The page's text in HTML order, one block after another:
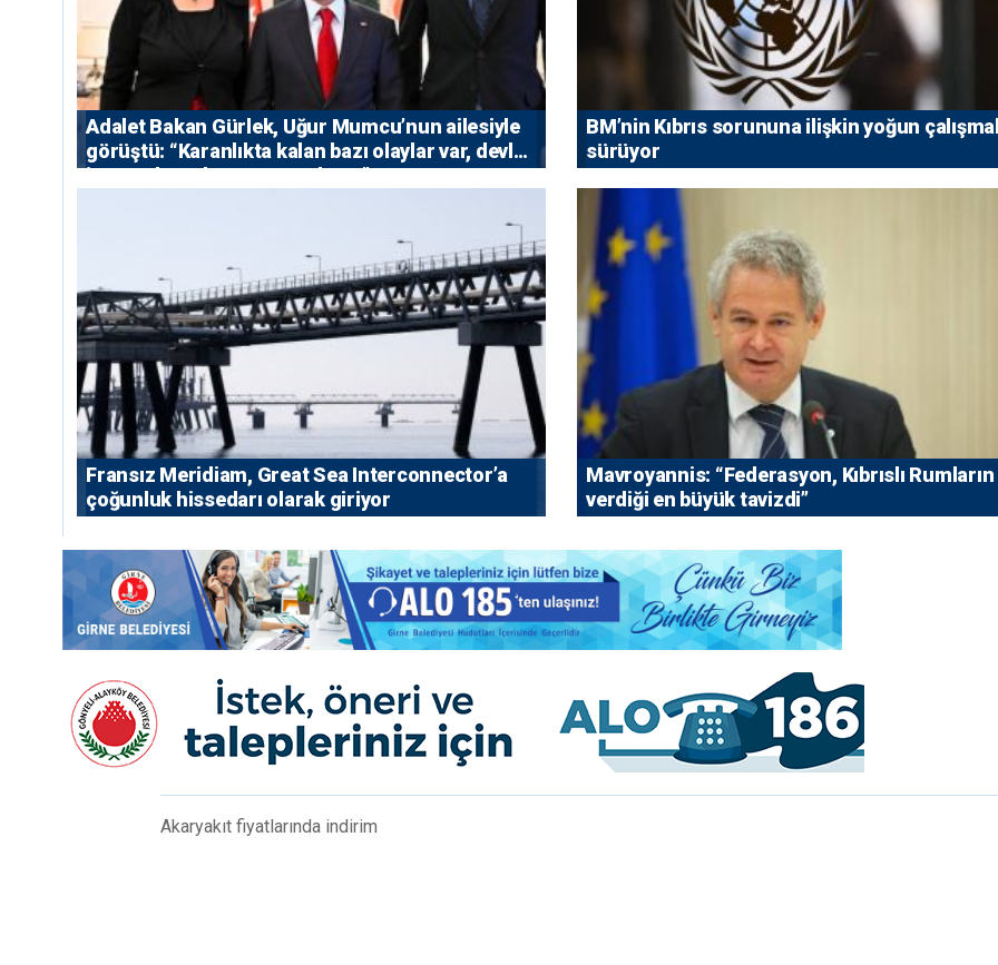
Adalet Bakan Gürlek, Uğur Mumcu’nun ailesiyle
görüştü: “Karanlıkta kalan bazı olaylar var, devlet
isterse her olayı ortaya çıkarır”
BM’nin Kıbrıs sorununa ilişkin yoğun
sürüyor
Fransız Meridiam, Great Sea Interconnector’a
çoğunluk hissedarı olarak giriyor
Mavroyannis: “Federasyon, Kıbrıslı Rumların
verdiği en büyük tavizdi”
Akaryakıt fiyatlarında indirim